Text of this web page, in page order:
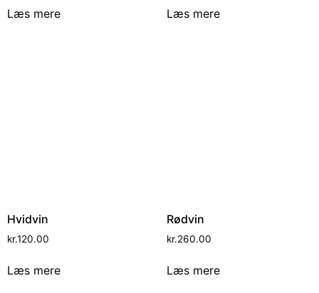
Læs mere Læs mere
Hvidvin
kr.120.00
Læs mere
Rødvin
kr.260.00
Læs mere